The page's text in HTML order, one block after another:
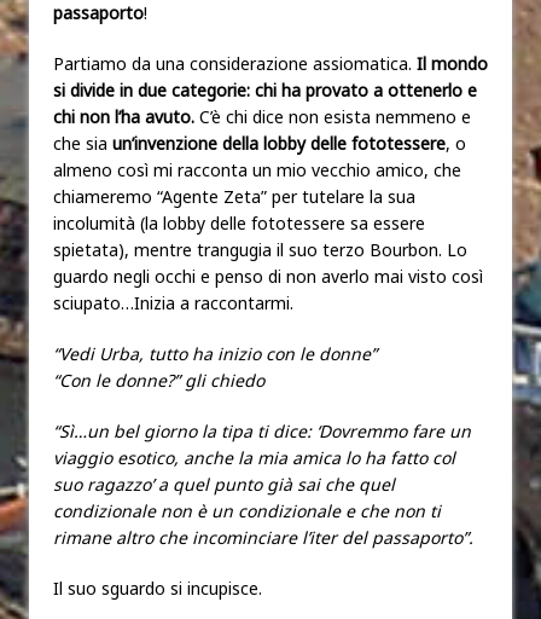
passaporto!
Partiamo da una considerazione assiomatica. Il mondo
si divide in due categorie: chi ha provato a ottenerlo e
chi non l’ha avuto. C’è chi dice non esista nemmeno e
che sia un’invenzione della lobby delle fototessere, o
almeno così mi racconta un mio vecchio amico, che
chiameremo “Agente Zeta” per tutelare la sua
incolumità (la lobby delle fototessere sa essere
spietata), mentre trangugia il suo terzo Bourbon. Lo
guardo negli occhi e penso di non averlo mai visto così
sciupato…Inizia a raccontarmi.
“Vedi Urba, tutto ha inizio con le donne”
“Con le donne?” gli chiedo
“Sì…un bel giorno la tipa ti dice: ‘Dovremmo fare un
viaggio esotico, anche la mia amica lo ha fatto col
suo ragazzo’ a quel punto già sai che quel
condizionale non è un condizionale e che non ti
rimane altro che incominciare l’iter del passaporto”.
Il suo sguardo si incupisce.